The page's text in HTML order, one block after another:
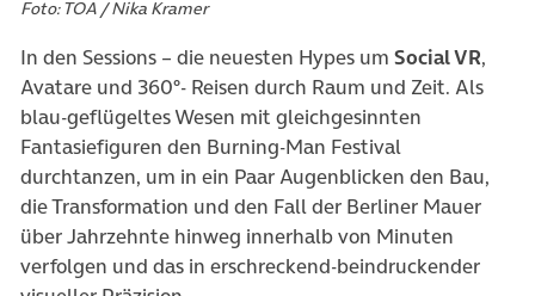
Foto: TOA / Nika Kramer
In den Sessions – die neuesten Hypes um Social VR,
Avatare und 360°- Reisen durch Raum und Zeit. Als
blau-geflügeltes Wesen mit gleichgesinnten
Fantasiefiguren den Burning-Man Festival
durchtanzen, um in ein Paar Augenblicken den Bau,
die Transformation und den Fall der Berliner Mauer
über Jahrzehnte hinweg innerhalb von Minuten
verfolgen und das in erschreckend-beindruckender